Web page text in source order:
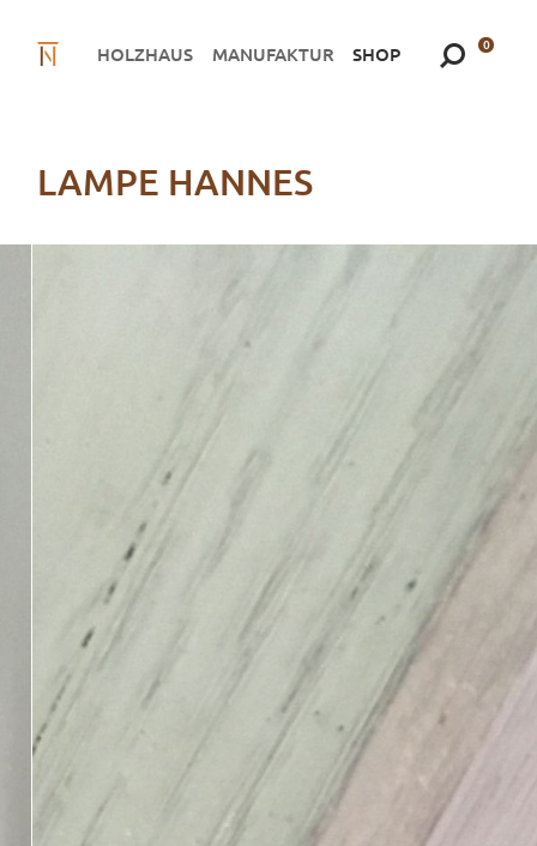
HOLZHAUS MANUFAKTUR SHOP 0
LAMPE HANNES